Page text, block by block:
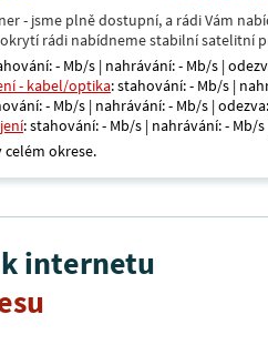
- jsme plně dostupní, a rádi Vám
rádi nabídneme stabilní satelitní
- Mb/s | nahrávání: - Mb/s |
- kabel/optika: stahování: - Mb/s |
- Mb/s | nahrávání: - Mb/s |
: stahování: - Mb/s | nahrávání: - Mb/
okrese.
internetu